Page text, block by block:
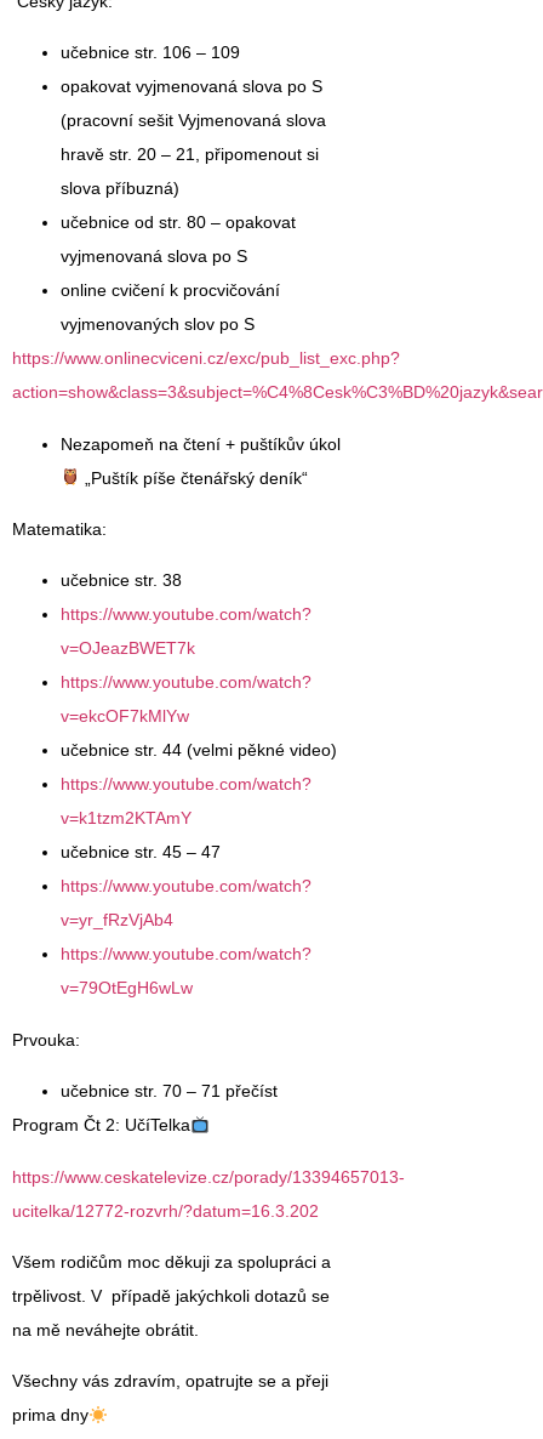
učebnice str. 106 – 109
opakovat vyjmenovaná slova po S
(pracovní sešit Vyjmenovaná slova
hravě str. 20 – 21, připomenout si
slova příbuzná)
učebnice od str. 80 – opakovat
vyjmenovaná slova po S
online cvičení k procvičování
vyjmenovaných slov po S
https://www.onlinecviceni.cz/exc/pub_list_exc.php?
Nezapomeň na čtení + puštíkův úkol
„Puštík píše čtenářský deník“
Matematika:
učebnice str. 38
https://www.youtube.com/watch?
v=OJeazBWET7k
https://www.youtube.com/watch?
v=ekcOF7kMlYw
učebnice str. 44 (velmi pěkné video)
https://www.youtube.com/watch?
v=k1tzm2KTAmY
učebnice str. 45 – 47
https://www.youtube.com/watch?
v=yr_fRzVjAb4
https://www.youtube.com/watch?
v=79OtEgH6wLw
Prvouka:
učebnice str. 70 – 71 přečíst
Program Čt 2: UčíTelka
https://www.ceskatelevize.cz/porady/13394657013-
ucitelka/12772-rozvrh/?datum=16.3.202
Všem rodičům moc děkuji za spolupráci a
trpělivost. V případě jakýchkoli dotazů se
na mě neváhejte obrátit.
Všechny vás zdravím, opatrujte se a přeji
prima dny